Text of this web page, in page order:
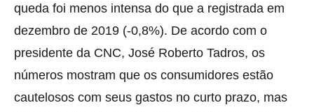
queda foi menos intensa do que a registrada em
dezembro de 2019 (-0,8%). De acordo com o
presidente da CNC, José Roberto Tadros, os
números mostram que os consumidores estão
cautelosos com seus gastos no curto prazo, mas